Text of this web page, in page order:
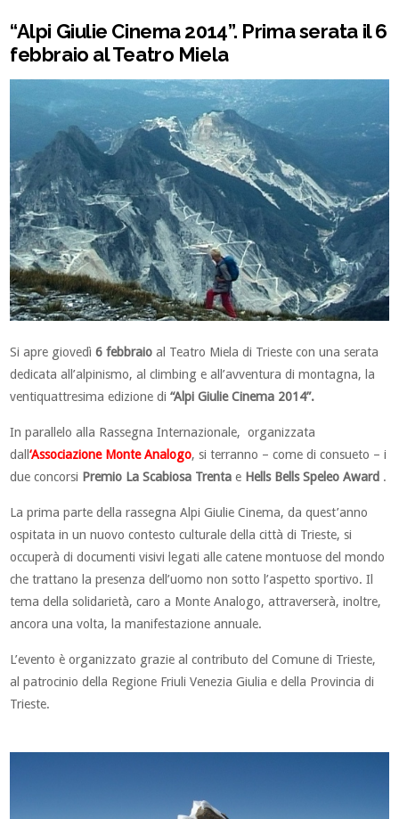
“Alpi Giulie Cinema 2014”. Prima serata il 6
febbraio al Teatro Miela
Si apre giovedì 6 febbraio al Teatro Miela di Trieste con una serata
dedicata all’alpinismo, al climbing e all’avventura di montagna, la
ventiquattresima edizione di “Alpi Giulie Cinema 2014”.
In parallelo alla Rassegna Internazionale, organizzata
dall‘Associazione Monte Analogo, si terranno – come di consueto – i
due concorsi Premio La Scabiosa Trenta e Hells Bells Speleo Award .
La prima parte della rassegna Alpi Giulie Cinema, da quest’anno
ospitata in un nuovo contesto culturale della città di Trieste, si
occuperà di documenti visivi legati alle catene montuose del mondo
che trattano la presenza dell’uomo non sotto l’aspetto sportivo. Il
tema della solidarietà, caro a Monte Analogo, attraverserà, inoltre,
ancora una volta, la manifestazione annuale.
L’evento è organizzato grazie al contributo del Comune di Trieste,
al patrocinio della Regione Friuli Venezia Giulia e della Provincia di
Trieste.